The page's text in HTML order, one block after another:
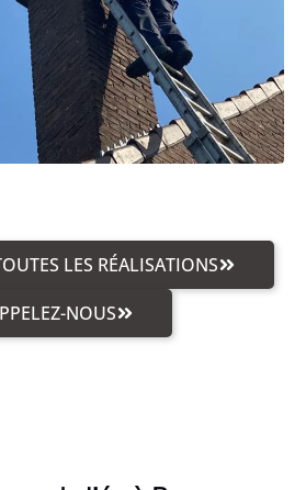
LES RÉALISATIONS
NOUS